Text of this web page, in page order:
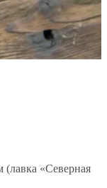
(лавка «Северная